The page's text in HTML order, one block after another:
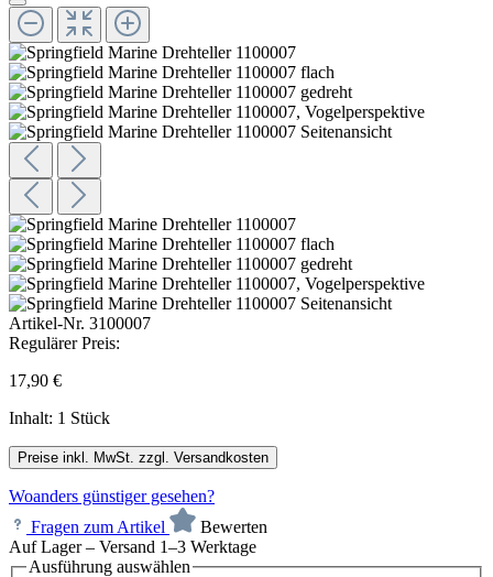
Artikel-Nr. 3100007
Regulärer Preis:
17,90 €
Inhalt: 1 Stück
Preise inkl. MwSt. zzgl. Versandkosten
Woanders günstiger gesehen?
Fragen zum Artikel
Bewerten
Auf Lager – Versand 1–3 Werktage
Ausführung auswählen